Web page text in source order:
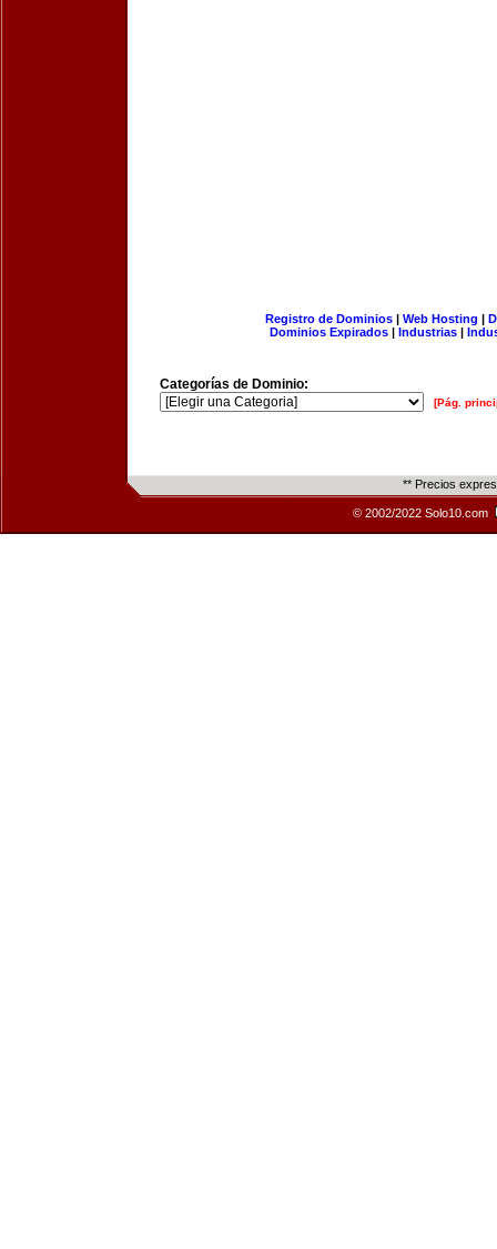
Registro de Dominios| Web Hosting |
Dominios Expirados | Industrias |
Categorías de Dominio:
[Pág.
** Precios
© 2002/2022 Solo10.com